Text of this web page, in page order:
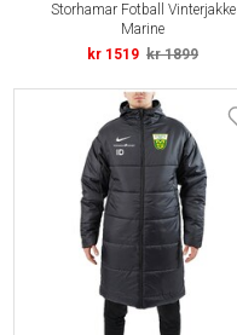
Storhamar Fotball Vinterjakke
Marine
kr 1519 kr 1899